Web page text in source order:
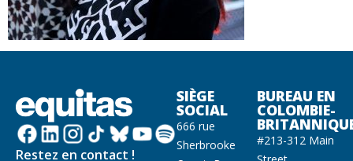
Restez en contact !
SIÈGE
SOCIAL
666 rue
Sherbrooke
BUREAU EN
COLOMBIE-
#213-312 Main